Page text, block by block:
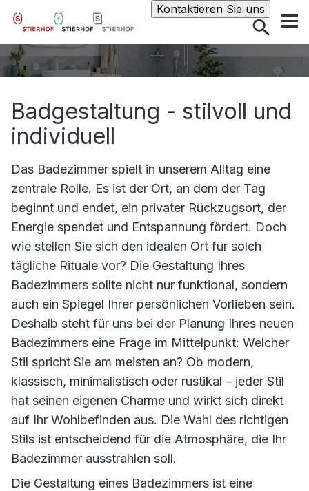
Kontaktieren Sie unsSuche
Badgestaltung - stilvoll und
individuell
Das Badezimmer spielt in unserem Alltag eine
zentrale Rolle. Es ist der Ort, an dem der Tag
beginnt und endet, ein privater Rückzugsort, der
Energie spendet und Entspannung fördert. Doch
wie stellen Sie sich den idealen Ort für solch
tägliche Rituale vor? Die Gestaltung Ihres
Badezimmers sollte nicht nur funktional, sondern
auch ein Spiegel Ihrer persönlichen Vorlieben sein.
Deshalb steht für uns bei der Planung Ihres neuen
Badezimmers eine Frage im Mittelpunkt: Welcher
Stil spricht Sie am meisten an? Ob modern,
klassisch, minimalistisch oder rustikal – jeder Stil
hat seinen eigenen Charme und wirkt sich direkt
auf Ihr Wohlbefinden aus. Die Wahl des richtigen
Stils ist entscheidend für die Atmosphäre, die Ihr
Badezimmer ausstrahlen soll.
Die Gestaltung eines Badezimmers ist eine